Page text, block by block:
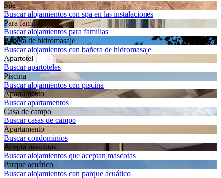
Spa
Buscar alojamientos con spa en las instalaciones
Para familias
Buscar alojamientos para familias
Bañera de hidromasaje
Buscar alojamientos con bañera de hidromasaje
Apartotel
Buscar apartoteles
Piscina
Buscar alojamientos con piscina
Apartamento
Buscar apartamentos
Casa de campo
Buscar casas de campo
Apartamento
Buscar condominios
Acepta mascotas
Buscar alojamientos que aceptan mascotas
Parque acuático
Buscar alojamientos con parque acuático